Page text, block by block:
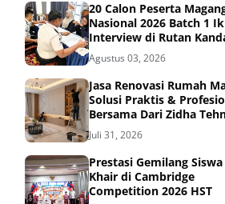
20 Calon Peserta
Nasional 2026 Batch 1
Interview di Rutan
Agustus 03, 2026
Jasa Renovasi Rumah
Solusi Praktis &
Bersama Dari Zidha
Juli 31, 2026
Prestasi Gemilang Siswa
Khair di Cambridge
Competition 2026 HST